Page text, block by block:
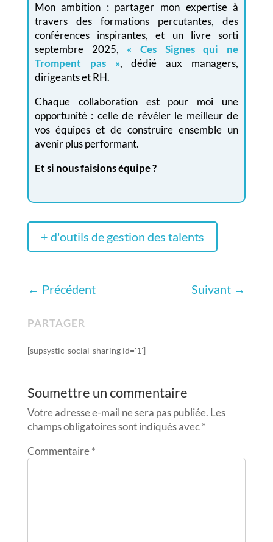
Mon ambition : partager mon expertise à
travers des formations percutantes, des
conférences inspirantes, et un livre sorti
septembre 2025, « Ces Signes qui ne
Trompent pas », dédié aux managers,
dirigeants et RH.
Chaque collaboration est pour moi une
opportunité : celle de révéler le meilleur de
vos équipes et de construire ensemble un
avenir plus performant.
Et si nous faisions équipe ?
+ d'outils de gestion des talents
← Précédent Suivant →
PARTAGER
[supsystic-social-sharing id='1']
Soumettre un commentaire
Votre adresse e-mail ne sera pas publiée. Les
champs obligatoires sont indiqués avec*
Commentaire*